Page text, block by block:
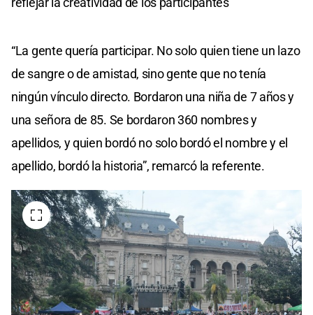
“La gente quería participar. No solo quien tiene un lazo
de sangre o de amistad, sino gente que no tenía
ningún vínculo directo. Bordaron una niña de 7 años y
una señora de 85. Se bordaron 360 nombres y
apellidos, y quien bordó no solo bordó el nombre y el
apellido, bordó la historia”, remarcó la referente.